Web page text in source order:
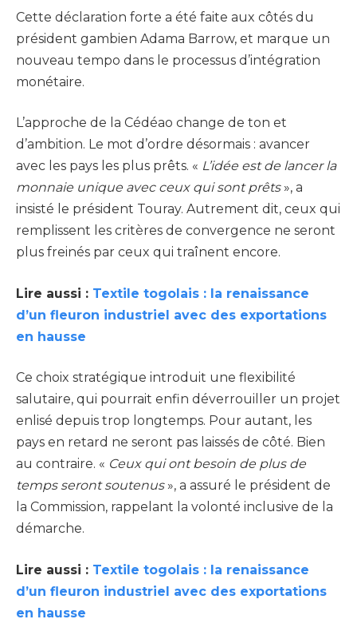
Cette déclaration forte a été faite aux côtés du
président gambien Adama Barrow, et marque un
nouveau tempo dans le processus d’intégration
monétaire.
L’approche de la Cédéao change de ton et
d’ambition. Le mot d’ordre désormais : avancer
avec les pays les plus prêts. « L’idée est de lancer la
monnaie unique avec ceux qui sont prêts», a
insisté le président Touray. Autrement dit, ceux qui
remplissent les critères de convergence ne seront
plus freinés par ceux qui traînent encore.
Lire aussi : Textile togolais : la renaissance
d’un fleuron industriel avec des exportations
en hausse
Ce choix stratégique introduit une flexibilité
salutaire, qui pourrait enfin déverrouiller un projet
enlisé depuis trop longtemps. Pour autant, les
pays en retard ne seront pas laissés de côté. Bien
au contraire. « Ceux qui ont besoin de plus de
temps seront soutenus», a assuré le président de
la Commission, rappelant la volonté inclusive de la
démarche.
Lire aussi : Textile togolais : la renaissance
d’un fleuron industriel avec des exportations
en hausse